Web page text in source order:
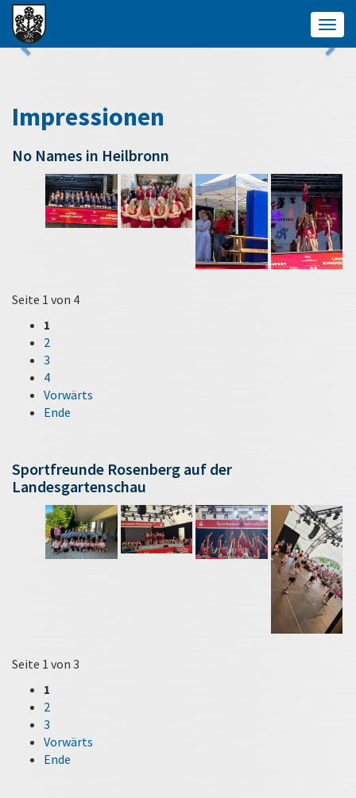
Impressionen
No Names in Heilbronn
Seite 1 von 4
1
2
3
4
Vorwärts
Ende
Sportfreunde Rosenberg auf der
Landesgartenschau
Seite 1 von 3
1
2
3
Vorwärts
Ende